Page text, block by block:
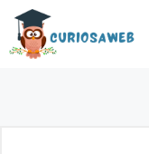
Saltar
contenido